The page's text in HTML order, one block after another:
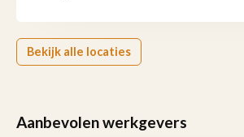
Bekijk alle locaties
Aanbevolen werkgevers